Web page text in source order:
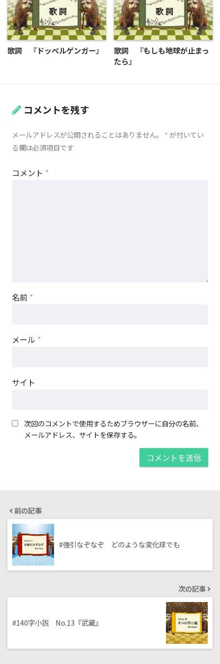
歌詞 『ドッペルゲンガー』
歌詞 『もしも地球が止まっ
たら』
コメントを残す
メールアドレスが公開されることはありません。 *が付いてい
る欄は必須項目です
コメント *
名前 *
メール *
サイト
次回のコメントで使用するためブラウザーに自分の名前、
メールアドレス、サイトを保存する。
前の記事
#強引なぞなぞ どのような変化球でも
次の記事
#140字小説 No.13『武蔵』